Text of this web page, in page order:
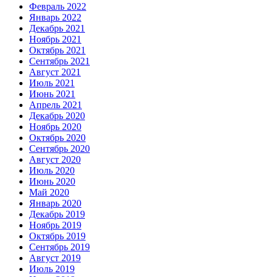
Февраль 2022
Январь 2022
Декабрь 2021
Ноябрь 2021
Октябрь 2021
Сентябрь 2021
Август 2021
Июль 2021
Июнь 2021
Апрель 2021
Декабрь 2020
Ноябрь 2020
Октябрь 2020
Сентябрь 2020
Август 2020
Июль 2020
Июнь 2020
Май 2020
Январь 2020
Декабрь 2019
Ноябрь 2019
Октябрь 2019
Сентябрь 2019
Август 2019
Июль 2019